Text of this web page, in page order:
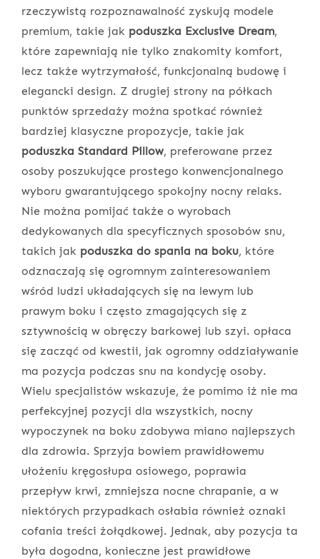
rzeczywistą rozpoznawalność zyskują modele
premium, takie jak poduszka Exclusive Dream,
które zapewniają nie tylko znakomity komfort,
lecz także wytrzymałość, funkcjonalną budowę i
elegancki design. Z drugiej strony na półkach
punktów sprzedaży można spotkać również
bardziej klasyczne propozycje, takie jak
poduszka Standard Pillow, preferowane przez
osoby poszukujące prostego konwencjonalnego
wyboru gwarantującego spokojny nocny relaks.
Nie można pomijać także o wyrobach
dedykowanych dla specyficznych sposobów snu,
takich jak poduszka do spania na boku, które
odznaczają się ogromnym zainteresowaniem
wśród ludzi układających się na lewym lub
prawym boku i często zmagających się z
sztywnością w obręczy barkowej lub szyi. opłaca
się zacząć od kwestii, jak ogromny oddziaływanie
ma pozycja podczas snu na kondycję osoby.
Wielu specjalistów wskazuje, że pomimo iż nie ma
perfekcyjnej pozycji dla wszystkich, nocny
wypoczynek na boku zdobywa miano najlepszych
dla zdrowia. Sprzyja bowiem prawidłowemu
ułożeniu kręgosłupa osiowego, poprawia
przepływ krwi, zmniejsza nocne chrapanie, a w
niektórych przypadkach osłabia również oznaki
cofania treści żołądkowej. Jednak, aby pozycja ta
była dogodna, konieczne jest prawidłowe